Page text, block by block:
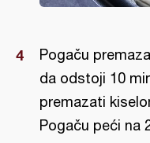
Pogaču
da odstoji 10
premazati
Pogaču peći na